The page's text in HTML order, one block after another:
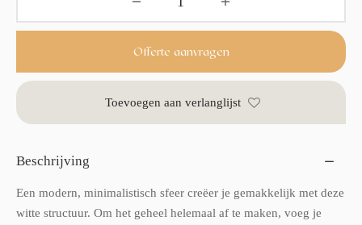
Offerte aanvragen
Toevoegen aan verlanglijst
Beschrijving
Een modern, minimalistisch sfeer creëer je gemakkelijk met deze
witte structuur. Om het geheel helemaal af te maken, voeg je